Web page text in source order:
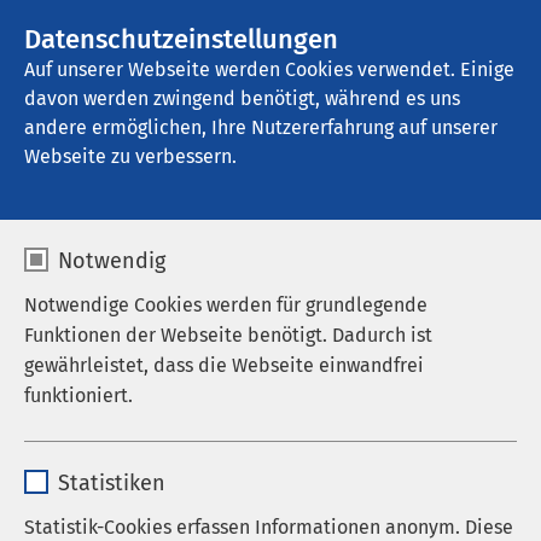
Datenschutzeinstellungen
Auf unserer Webseite werden Cookies verwendet. Einige
davon werden zwingend benötigt, während es uns
andere ermöglichen, Ihre Nutzererfahrung auf unserer
Webseite zu verbessern.
Notwendig
Notwendige Cookies werden für grundlegende
Funktionen der Webseite benötigt. Dadurch ist
gewährleistet, dass die Webseite einwandfrei
funktioniert.
Anbieter sgalinski
Statistiken
Statistik-Cookies erfassen Informationen anonym. Diese
AMEOS Hanse Klinikum Anklam
Weiterbildungsbefugnis
se der Ärzteschaft
Weiterbildungsbefugnisse
Die Liste der Weiterbildungsbefugnisse unserer
Ärztinnen und Ärzte am AMEOS Hanse Klinikum
Anklam finden Sie hier: